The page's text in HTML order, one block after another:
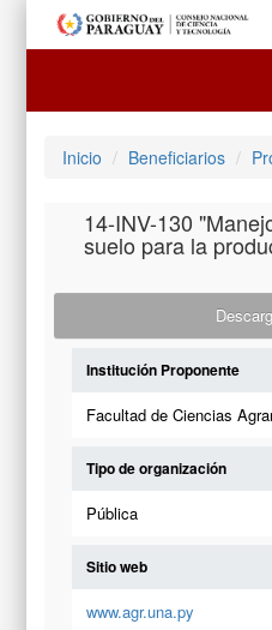
Inicio Beneficiarios
14-INV-130
suelo para la
Institución Proponente
Facultad de Ciencias
Tipo de organización
Pública
Sitio web
www.agr.una.py